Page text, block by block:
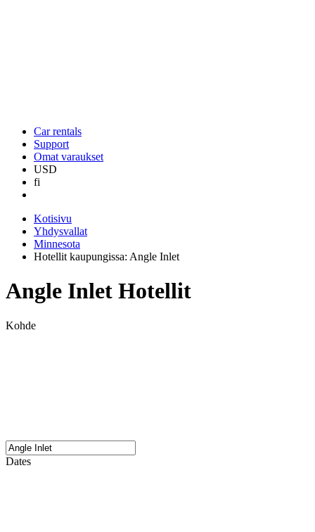
Car rentals
Support
Omat varaukset
USD
fi
Kotisivu
Yhdysvallat
Minnesota
Hotellit kaupungissa: Angle Inlet
Angle Inlet Hotellit
Kohde
Dates